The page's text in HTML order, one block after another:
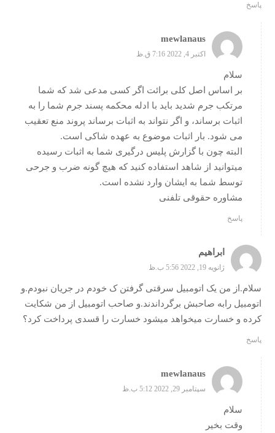
پاسخ
mewlanaus
اکتبر 4, 2022 7:16 ق.ظ
سلام
بر اساس اصل کلی برائت اگر کسی مدعی شد که شما
مرتکب جرم شدید باید با ادله محکمه پسند جرم شما را به
اثبات برساند، و اگر نتواند به اثبات برساند پروند منع تعقیب
می شود. بار اثبات موضوع به عهده شاکی است.
البته چون با گزارش پلیس درگیری شما به اثبات رسیده
میتوانید از شاهد استفاده کنید که هیچ گونه ضرب و جرحی
توسط شما به ایشان وارد نشده است.
مشاوره حقوقی تلفنی
پاسخ
ابراهیم
ژانویه 19, 2022 5:56 ب.ظ
سلام.از من یک اتومبیل سرقتی گرفتن ک خودم در جریان نبودم.و
اتومبیل رابه صاحبش برگرداندند.و صاحب اتومبیل از من شکایت
کرده و خسارت میخواهد میشود خسارت را قسدی پرداخت کرد؟
پاسخ
mewlanaus
سپتامبر 29, 2022 5:12 ب.ظ
سلام
وقت بخیر